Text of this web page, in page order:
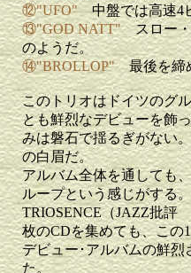
⑫"UFO"中盤では高速4
⑬"GOD NATT"スロー・
のようだ。
⑭"BROLLOP"最後を締
このトリオはドイツのグ
とも鮮烈なデビューを飾
みは磐石で揺るぎがない
の白眉だ。
アルバム全体を通しても
ループという感じがする
TRIOSENCE（JAZZ批評
枚のCDを集めても、この
デビュー･アルバムの鮮烈
た。